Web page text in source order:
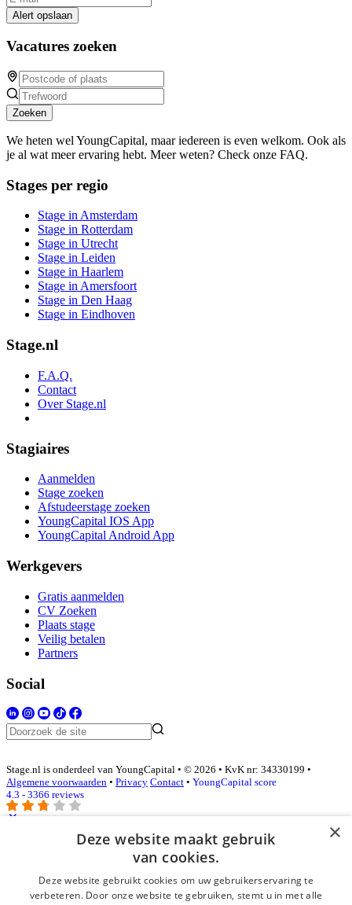
Alert opslaan
Vacatures zoeken
Zoeken
We heten wel YoungCapital, maar iedereen is even welkom. Ook als
je al wat meer ervaring hebt. Meer weten? Check onze FAQ.
Stages per regio
Stage in Amsterdam
Stage in Rotterdam
Stage in Utrecht
Stage in Leiden
Stage in Haarlem
Stage in Amersfoort
Stage in Den Haag
Stage in Eindhoven
Stage.nl
F.A.Q.
Contact
Over Stage.nl
Stagiaires
Aanmelden
Stage zoeken
Afstudeerstage zoeken
YoungCapital IOS App
YoungCapital Android App
Werkgevers
Gratis aanmelden
CV Zoeken
Plaats stage
Veilig betalen
Partners
Social
Stage.nl is onderdeel van YoungCapital • © 2026 • KvK nr: 34330199 •
Algemene voorwaarden • Privacy Contact • YoungCapital score
4.3 - 3366 reviews
Inloggen als bedrijf
E-mail*
×
Deze website maakt gebruik
van cookies.
Deze website gebruikt cookies om uw gebruikerservaring te
verbeteren. Door onze website te gebruiken, stemt u in met alle